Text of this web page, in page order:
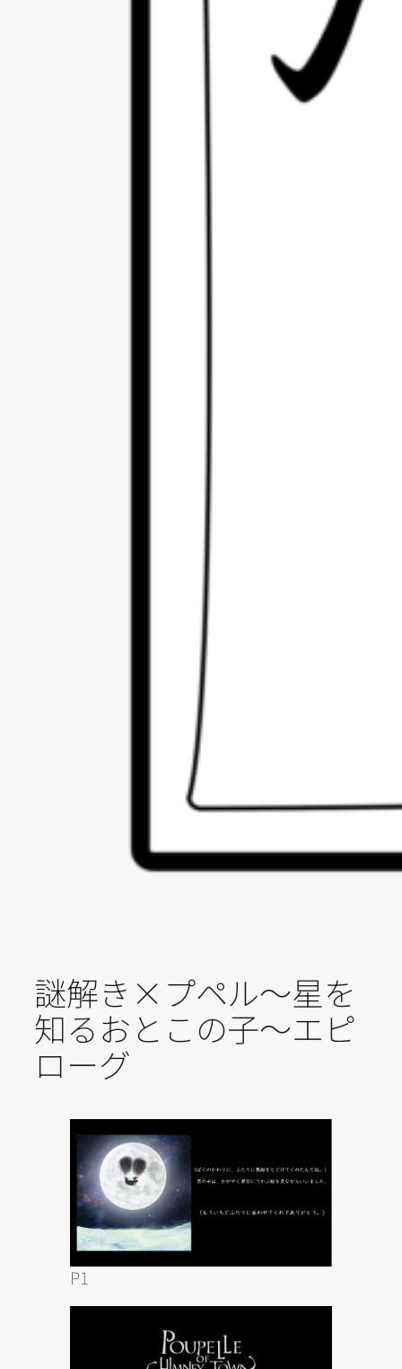
謎解き×プペル～星を
知るおとこの子～エピ
ローグ
P1